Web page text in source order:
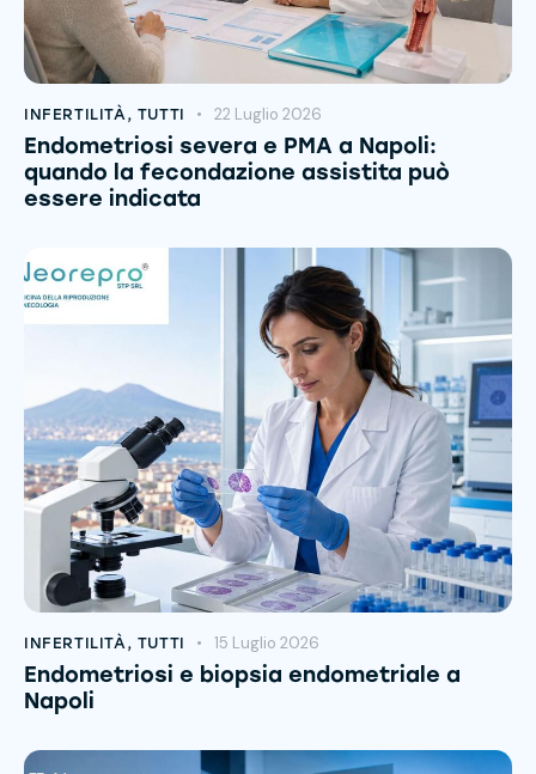
INFERTILITÀ, TUTTI 22 Luglio 2026
Endometriosi severa e PMA a Napoli:
quando la fecondazione assistita può
essere indicata
INFERTILITÀ , TUTTI 15 Luglio 2026
Endometriosi e biopsia endometriale a
Napoli